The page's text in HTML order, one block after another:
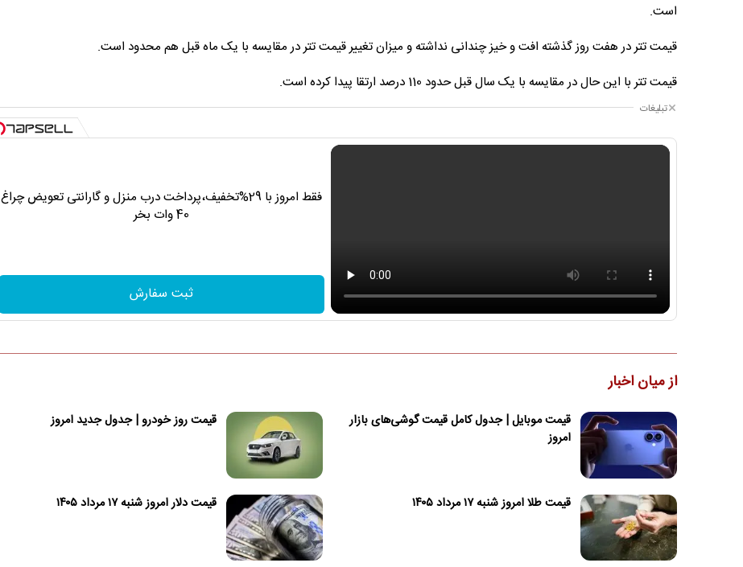
است.
قیمت تتر در هفت روز گذشته افت و خیز چندانی نداشته و میزان تغییر قیمت تتر در مقایسه با یک ماه قبل هم محدود است.
قیمت تتر با این حال در مقایسه با یک سال قبل حدود 110 درصد ارتقا پیدا کرده است.
تبلیغات
فقط امروز با 29%تخفیف،پرداخت درب منزل و گارانتی تعویض چراغ
40 وات بخر
ثبت سفارش
از میان اخبار
قیمت موبایل‌ | جدول کامل قیمت گوشی‌های بازار
امروز
قیمت روز خودرو | جدول جدید امروز
قیمت طلا امروز شنبه ۱۷ مرداد ۱۴۰۵ قیمت دلار امروز شنبه ۱۷ مرداد ۱۴۰۵